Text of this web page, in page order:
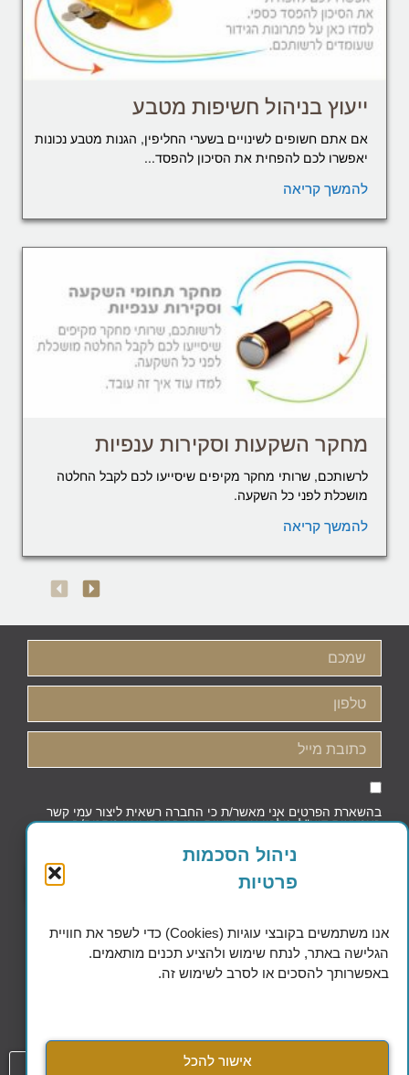
ניהול הסכמות
פרטיות
אנו משתמשים בקובצי עוגיות (Cookies) כדי לשפר את חוויית
הגלישה באתר, לנתח שימוש ולהציע תכנים מותאמים.
באפשרותך להסכים או לסרב לשימוש זה.
אישור להכל
ייעוץ בניהול חשיפות מטבע
אם אתם חשופים לשינויים בשערי החליפין, הגנות מטבע נכונות
יאפשרו לכם להפחית את הסיכון להפסד...
להמשך קריאה
מחקר השקעות וסקירות ענפיות
לרשותכם, שרותי מחקר מקיפים שיסייעו לכם לקבל החלטה
מושכלת לפני כל השקעה.
להמשך קריאה
בהשארת הפרטים אני מאשר/ת כי החברה רשאית ליצור עמי קשר
באמצעות דוא"ל, טלפון או הודעות, וכי קראתי ואני מסכים/ה